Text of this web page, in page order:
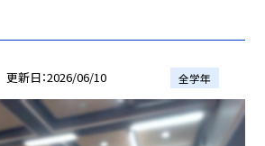
更新日 2026/06/10 全学年